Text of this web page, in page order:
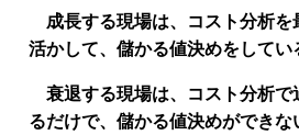
成長する現場は、コスト分析を
活かして、儲かる値決めをしてい
衰退する現場は、コスト分析で
るだけで、儲かる値決めができな